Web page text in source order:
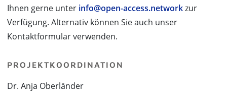
Ihnen gerne unter info@open-access.networkzur
Verfügung. Alternativ können Sie auch unser
Kontaktformular verwenden.
PROJEKTKOORDINATION
Dr. Anja Oberländer